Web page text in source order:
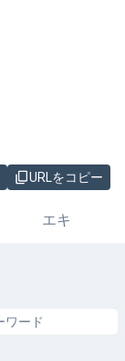
URLをコピー
エキ